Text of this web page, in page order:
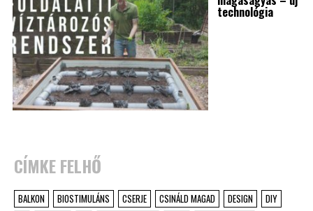
technológia
CÍMKE FELHŐ
BALKON BIOSTIMULÁNS CSERJE CSINÁLD MAGAD DESIGN
DIY